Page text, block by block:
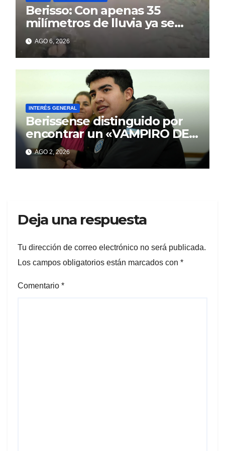
Berisso: Con apenas 35
milímetros de lluvia ya se
sienten los problemas
AGO 6, 2026
INTERÉS GENERAL
Berissense distinguido por
encontrar un «VAMPIRO DE
MAR»
AGO 2, 2026
Deja una respuesta
Tu dirección de correo electrónico no será publicada.
Los campos obligatorios están marcados con *
Comentario *